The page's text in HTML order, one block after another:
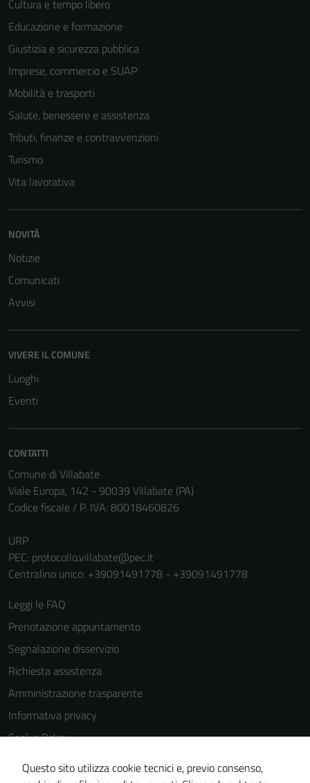
Cultura e tempo libero
Educazione e formazione
Giustizia e sicurezza pubblica
Imprese, commercio e SUAP
Mobilità e trasporti
Salute, benessere e assistenza
Tributi, finanze e contravvenzioni
Turismo
Vita lavorativa
NOVITÀ
Notizie
Comunicati
Avvisi
VIVERE IL COMUNE
Luoghi
Eventi
CONTATTI
Comune di Villabate
Viale Europa, 142 - 90039 Villabate (PA)
Codice fiscale / P. IVA: 80018460826
URP
PEC: protocollo.villabate@pec.it
Centralino unico: +39091491778 - +39091491778
Leggi le FAQ
Prenotazione appuntamento
Segnalazione disservizio
Richiesta assistenza
Amministrazione trasparente
Informativa privacy
Cookie Policy
Questo sito utilizza cookie tecnici e, previo consenso,
per il
Questi cookie